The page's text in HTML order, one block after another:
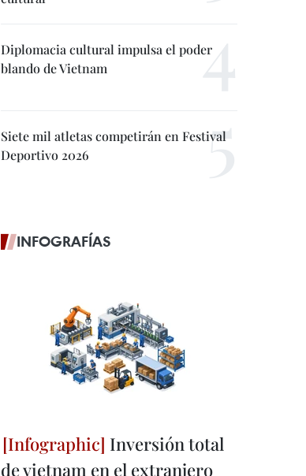
Diplomacia cultural impulsa el poder
blando de Vietnam
Siete mil atletas competirán en Festival
Deportivo 2026
INFOGRAFÍAS
Inversión total
de vietnam en el extranjero